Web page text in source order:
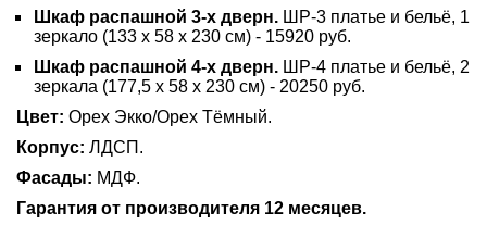
Шкаф распашной 3-х дверн. ШР-3 платье и бельё, 1
зеркало (133 х 58 х 230 см) - 15920 руб.
Шкаф распашной 4-х дверн. ШР-4 платье и бельё, 2
зеркала (177,5 х 58 х 230 см) - 20250 руб.
Цвет: Орех Экко/Орех Тёмный.
Корпус: ЛДСП.
Фасады: МДФ.
Гарантия от производителя 12 месяцев.